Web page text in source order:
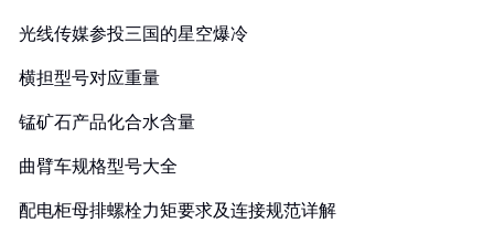
光线传媒参投三国的星空爆冷
横担型号对应重量
锰矿石产品化合水含量
曲臂车规格型号大全
配电柜母排螺栓力矩要求及连接规范详解